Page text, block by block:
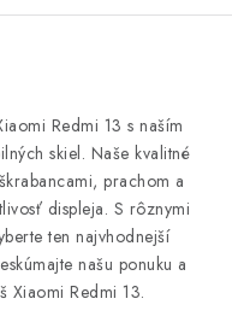
Redmi 13 s naším
skiel. Naše kvalitné
prachom a
displeja. S rôznymi
ten najvhodnejší
našu ponuku a
Xiaomi Redmi 13.